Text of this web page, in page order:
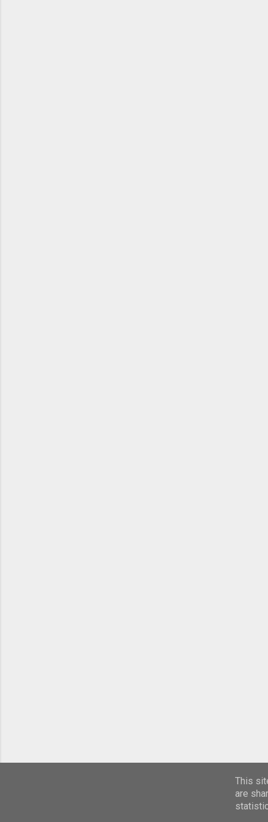
This
are